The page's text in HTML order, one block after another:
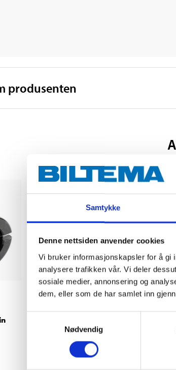
Samtykke
Denne nettsiden anvender cookies
Vi bruker informasjonskapsler for å gi
analysere trafikken vår. Vi deler
sosiale medier, annonsering og
dem, eller som de har samlet inn
Nødvendig
produsenten
699,- 59
20-